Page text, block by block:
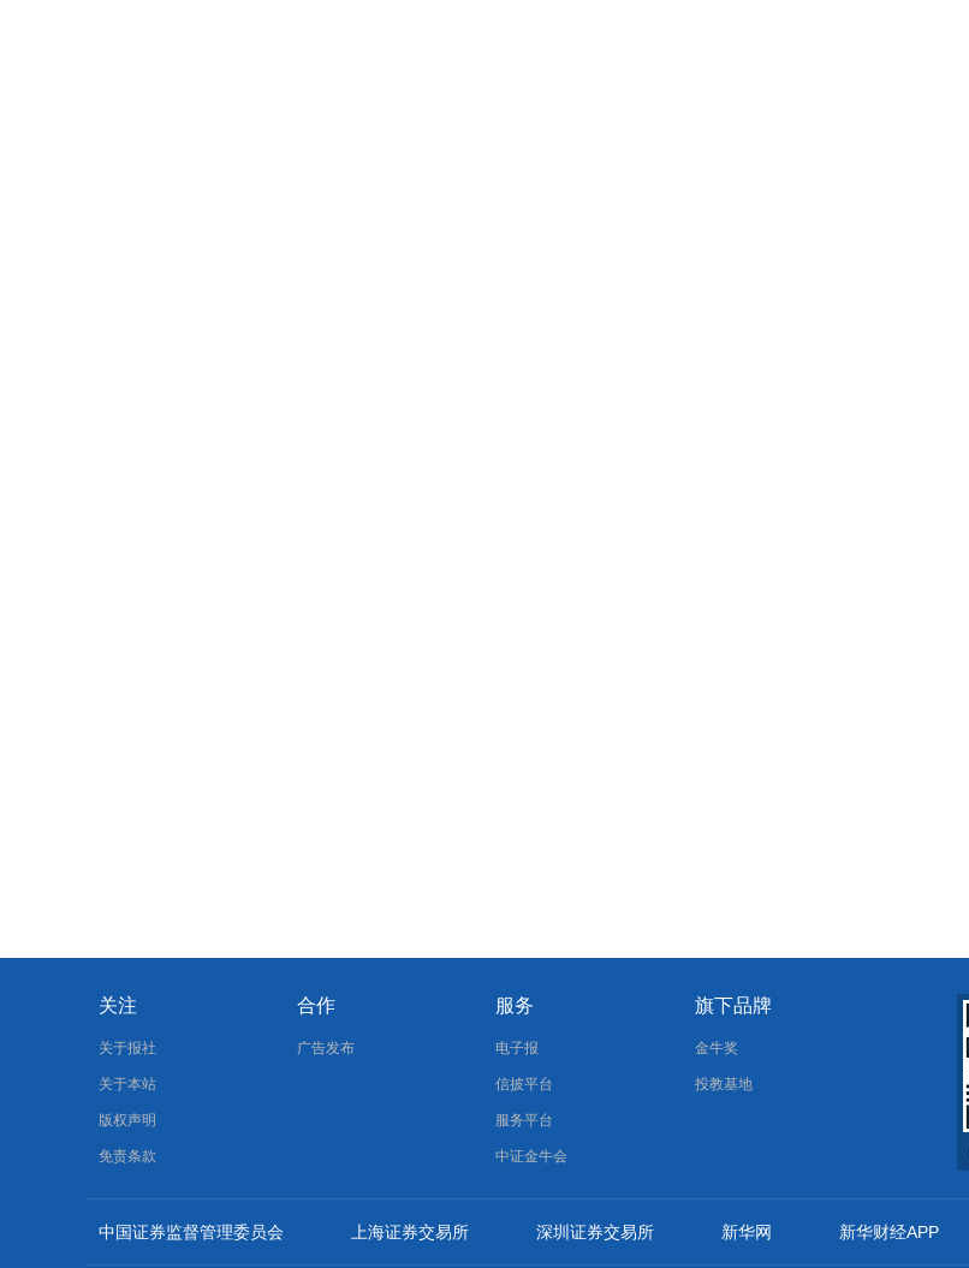
关注
关于报社
关于本站
版权声明
免责条款
合作
广告发布
服务
电子报
信披平台
服务平台
中证金牛会
旗下品牌
金牛奖
投教基地
中国证券监督管理委员会 上海证券交易所 深圳证券交易所 新华网 新华财经APP